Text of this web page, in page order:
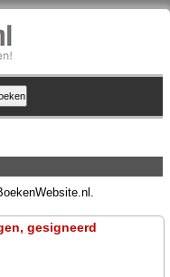
gesigneerd